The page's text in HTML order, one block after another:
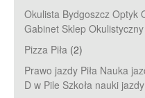
Okulista Bydgoszcz Optyk
Gabinet Sklep
Pizza Piła (2)
Prawo jazdy Piła Nauka
D‎ w Pile Szkoła nauki jazdy